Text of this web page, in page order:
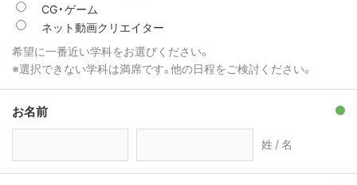
CG・ゲーム
ネット動画クリエイター
希望に一番近い学科をお選びください。
※選択できない学科は満席です。他の日程をご検討ください。
お名前
姓 / 名